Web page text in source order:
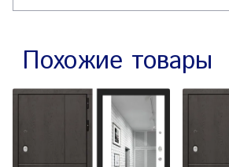
Похожие товары